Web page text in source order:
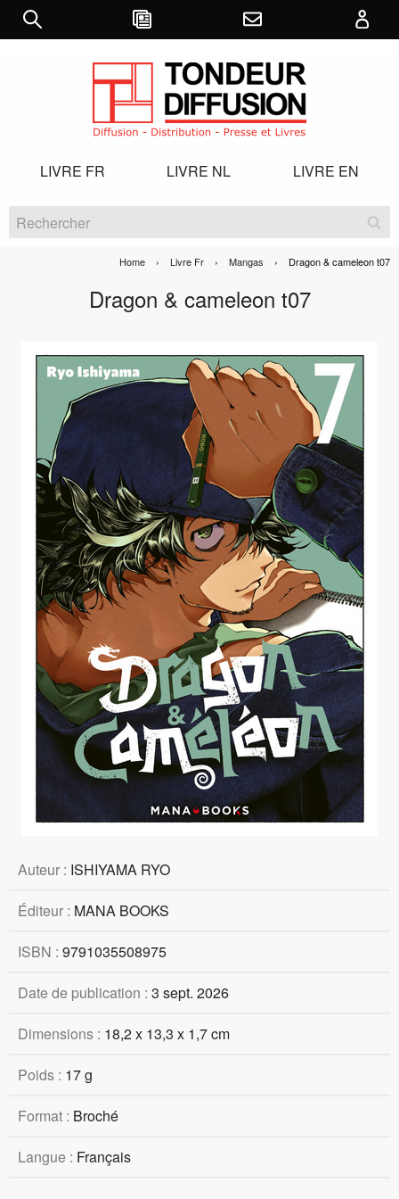
LIVRE FR LIVRE NL LIVRE EN
Home Livre Fr Mangas Current:
Dragon & cameleon t07
Dragon & cameleon t07
Auteur : ISHIYAMA RYO
Éditeur : MANA BOOKS
ISBN : 9791035508975
Date de publication : 3 sept. 2026
Dimensions : 18,2 x 13,3 x 1,7 cm
Poids : 17 g
Format : Broché
Langue : Français